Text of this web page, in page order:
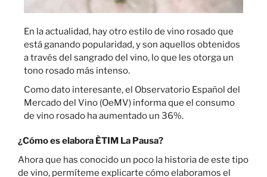
En la actualidad, hay otro estilo de vino rosado que
está ganando popularidad, y son aquellos obtenidos
a través del sangrado del vino, lo que les otorga un
tono rosado más intenso.
Como dato interesante, el Observatorio Español del
Mercado del Vino (OeMV) informa que el consumo
de vino rosado ha aumentado un 36%.
¿Cómo es elabora ÈTIM La Pausa?
Ahora que has conocido un poco la historia de este tipo
de vino, permíteme explicarte cómo elaboramos el